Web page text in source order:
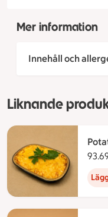
Mer information
Innehåll och
Liknande